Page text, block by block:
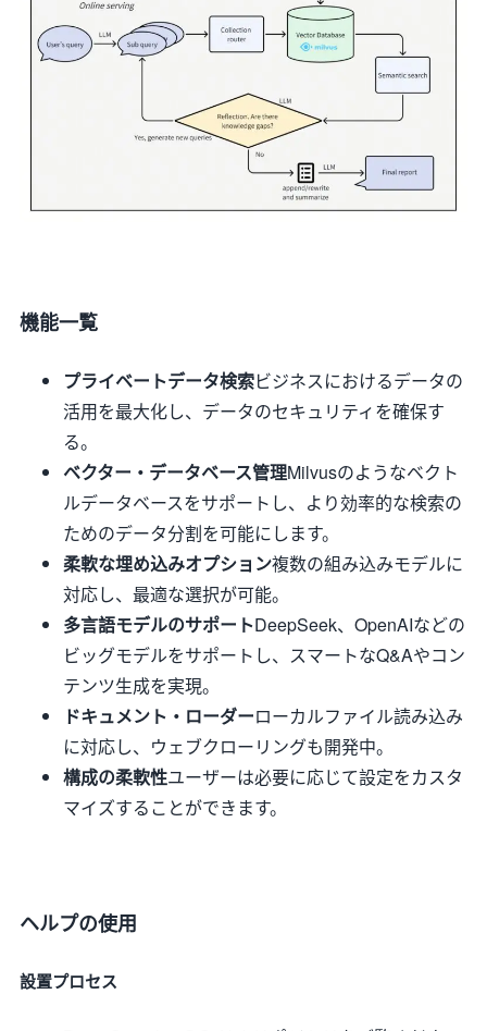
機能一覧
プライベートデータ検索ビジネスにおけるデータの
活用を最大化し、データのセキュリティを確保す
る。
ベクター・データベース管理Milvusのようなベクト
ルデータベースをサポートし、より効率的な検索の
ためのデータ分割を可能にします。
柔軟な埋め込みオプション複数の組み込みモデルに
対応し、最適な選択が可能。
多言語モデルのサポートDeepSeek、OpenAIなどの
ビッグモデルをサポートし、スマートなQ&Aやコン
テンツ生成を実現。
ドキュメント・ローダーローカルファイル読み込み
に対応し、ウェブクローリングも開発中。
構成の柔軟性ユーザーは必要に応じて設定をカスタ
マイズすることができます。
ヘルプの使用
設置プロセス